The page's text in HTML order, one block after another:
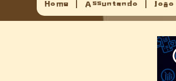
Home Assuntando